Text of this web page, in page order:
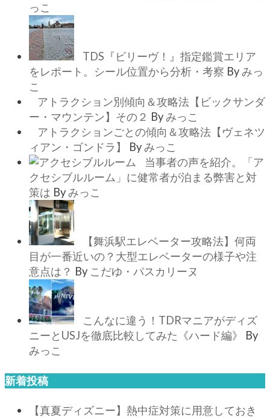
っこ
TDS『ビリーヴ！』指定鑑賞エリア
をレポート。シール位置から分析・考察 Byみっ
こ
アトラクション別傾向＆攻略法【ビックサンダ
ー・マウンテン】その２ Byみっこ
アトラクションごとの傾向＆攻略法【ヴェネツ
ィアン・ゴンドラ】
Byみっこ
当事者の声を紹介。「ア
クセシブルルーム」に健常者が泊まる弊害と対
策は Byみっこ
【舞浜駅エレベーター攻略法】何両
目が一番近いの？大型エレベーターの様子や注
意点は？ By こだゆ・パスカリーヌ
こんなに違う！TDRマニアがディズ
ニーとUSJを徹底比較してみた《ハード編》
By
みっこ
新着投稿
【真夏ディズニー】熱中症対策に用意しておき